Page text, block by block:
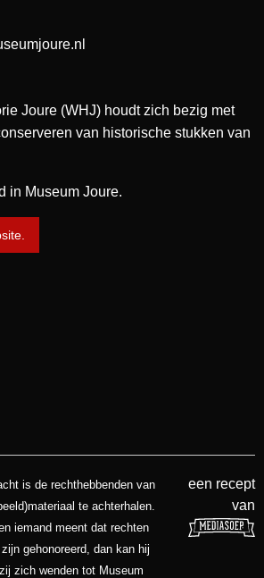
Joure (WHJ) houdt zich bezig met
van historische stukken van
in Museum Joure.
is de rechthebbenden van
te achterhalen.
iemand meent dat rechten
gehonoreerd, dan kan hij
zich wenden tot Museum
een recept
van